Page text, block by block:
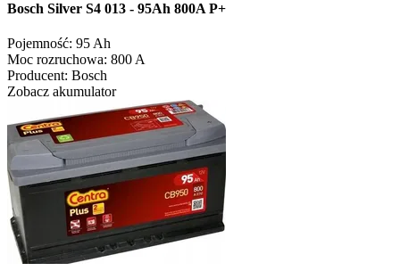
Bosch Silver S4 013 - 95Ah 800A P+
Pojemność: 95 Ah
Moc rozruchowa: 800 A
Producent: Bosch
Zobacz akumulator